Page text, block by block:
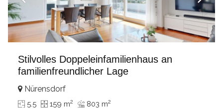
Stilvolles Doppeleinfamilienhaus an
familienfreundlicher Lage
Nürensdorf
5.5 159 m2 803 m2